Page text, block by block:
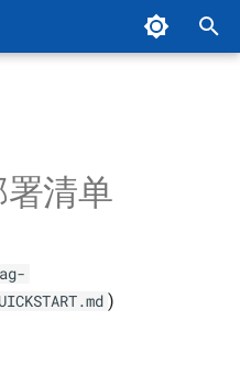
自动化
详细算法
文档同步
500+ 项目扩展配置
升级总结
AI 评分驱动测试
清单
)